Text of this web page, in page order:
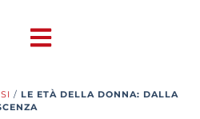
/ LE ETÀ DELLA DONNA: DALLA